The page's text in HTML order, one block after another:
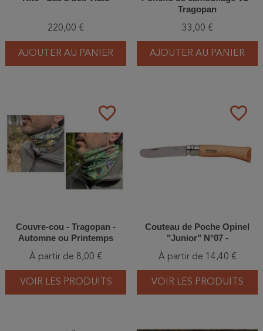
220,00 €
AJOUTER AU PANIER
Tragopan
33,00 €
AJOUTER AU PANIER
favorite_border
Couvre-cou - Tragopan -
Automne ou Printemps
À partir de 8,00 €
VOIR LES PRODUITS
favorite_border
Couteau de Poche Opinel
"Junior" N°07 -
Rouge/Bleu/Vert/Naturel/Fus
chia
À partir de 14,40 €
VOIR LES PRODUITS